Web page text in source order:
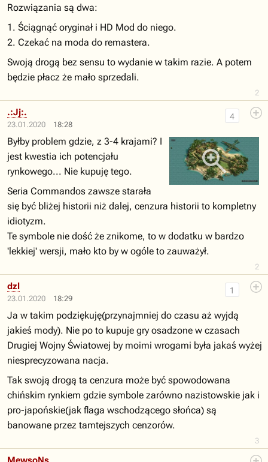
2
Rozwiązania są dwa:
1. Ściągnąć oryginał i HD Mod do niego.
2. Czekać na moda do remastera.
Swoją drogą bez sensu to wydanie w takim razie. A potem
będzie płacz że mało sprzedali.
23.01.2020 18:28
2
4
.:Jj:.
Byłby problem gdzie, z 3-4 krajami? I
jest kwestia ich potencjału
rynkowego... Nie kupuję tego.
Seria Commandos zawsze starała
się być bliżej historii niż dalej, cenzura historii to kompletny
idiotyzm.
Te symbole nie dość że znikome, to w dodatku w bardzo
'lekkiej' wersji, mało kto by w ogóle to zauważył.
23.01.2020 18:29
3
1
dzl
Ja w takim podziękuję(przynajmniej do czasu aż wyjdą
jakieś mody). Nie po to kupuje gry osadzone w czasach
Drugiej Wojny Światowej by moimi wrogami była jakaś wyżej
niesprecyzowana nacja.
Tak swoją drogą ta cenzura może być spowodowana
chińskim rynkiem gdzie symbole zarówno nazistowskie jak i
pro-japońskie(jak flaga wschodzącego słońca) są
banowane przez tamtejszych cenzorów.